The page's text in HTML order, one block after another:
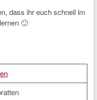
dass ihr euch schnell im
🙂